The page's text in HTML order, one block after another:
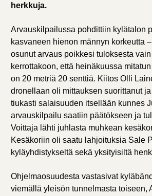
herkkuja.
Arvauskilpailussa pohdittiin kylätalon
kasvaneen hienon männyn korkeutta
osunut arvaus poikkesi tuloksesta
kerrottakoon, että heinäkuussa
on 20 metriä 20 senttiä. Kiitos Olli
dronellaan oli mittauksen suorittanut
tiukasti salaisuuden itsellään kunnes
arvauskilpailu saatiin päätökseen ja
Voittaja lähti juhlasta muhkean
Kesäkoriin oli saatu lahjoituksia Sale
kyläyhdistykseltä sekä yksityisiltä
Ohjelmaosuudesta vastasivat
viemällä yleisön tunnelmasta toiseen,